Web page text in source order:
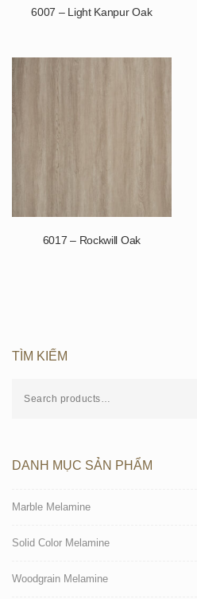
6007 – Light Kanpur Oak
6017 – Rockwill Oak
TÌM KIẾM
DANH MỤC SẢN PHẨM
Marble Melamine
Solid Color Melamine
Woodgrain Melamine